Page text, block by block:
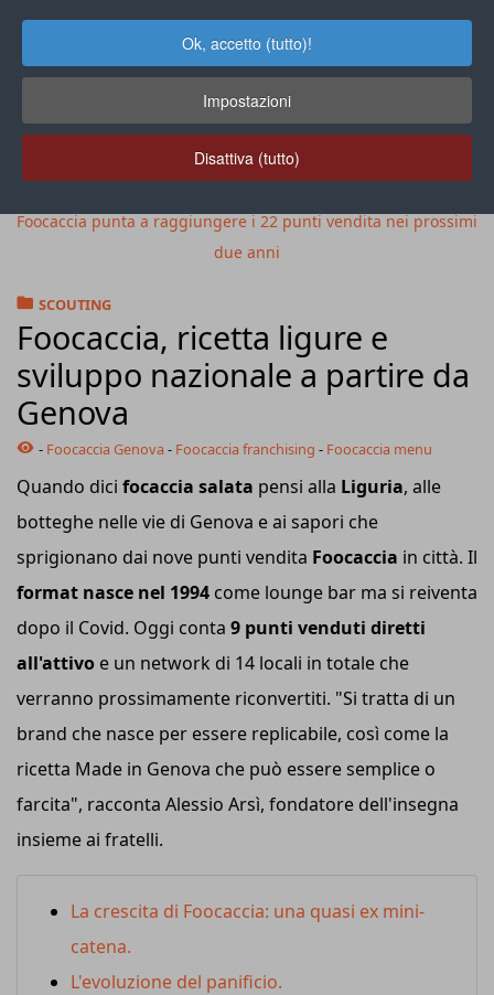
Ok, accetto (tutto)!
Impostazioni
Disattiva (tutto)
Foocaccia punta a raggiungere i 22 punti vendita nei prossimi
due anni
SCOUTING
Foocaccia, ricetta ligure e
sviluppo nazionale a partire da
Genova
- Foocaccia Genova - Foocaccia franchising - Foocaccia menu
Quando dici focaccia salata pensi alla Liguria, alle
botteghe nelle vie di Genova e ai sapori che
sprigionano dai nove punti vendita Foocaccia in città. Il
format nasce nel 1994 come lounge bar ma si reiventa
dopo il Covid. Oggi conta 9 punti venduti diretti
all'attivo e un network di 14 locali in totale che
verranno prossimamente riconvertiti. "Si tratta di un
brand che nasce per essere replicabile, così come la
ricetta Made in Genova che può essere semplice o
farcita", racconta Alessio Arsì, fondatore dell'insegna
insieme ai fratelli.
La crescita di Foocaccia: una quasi ex mini-
catena.
L'evoluzione del panificio.